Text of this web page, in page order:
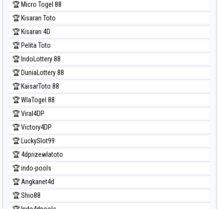
🏆 Micro Togel 88
🏆 Kisaran Toto
🏆 Kisaran 4D
🏆 Pelita Toto
🏆 IndoLottery 88
🏆 DuniaLottery 88
🏆 KaisarToto 88
🏆 WlaTogel 88
🏆 Viral4DP
🏆 Victory4DP
🏆 LuckySlot99
🏆 4dprizewlatoto
🏆 indo-pools
🏆 Angkanet4d
🏆 Shio88